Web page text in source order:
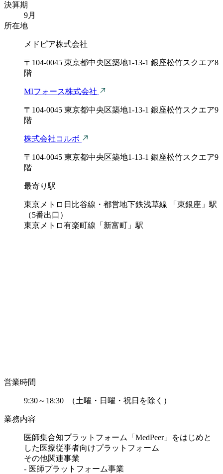
決算期
9月
所在地
メドピア株式会社
〒104-0045 東京都中央区築地1-13-1 銀座松竹スクエア8
階
MIフォース株式会社
〒104-0045 東京都中央区築地1-13-1 銀座松竹スクエア9
階
株式会社コルボ
〒104-0045 東京都中央区築地1-13-1 銀座松竹スクエア9
階
最寄り駅
東京メトロ日比谷線・都営地下鉄浅草線 「東銀座」駅
（5番出口）
東京メトロ有楽町線「新富町」駅
営業時間
9:30～18:30 （土曜・日曜・祝日を除く）
業務内容
医師集合知プラットフォーム「MedPeer」をはじめと
した医療従事者向けプラットフォーム
その他関連事業
- 医師プラットフォーム事業